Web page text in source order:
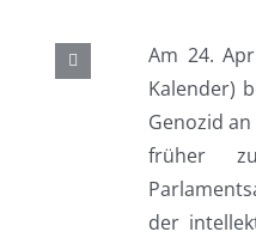
Am 24.
Kalender)
Genozid
früher
der